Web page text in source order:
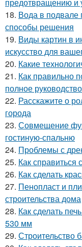
предотвращению и
18. Вода в подвале
способы решения
19. Виды картин в
искусство для
20. Какие
21. Как правильно
полное
22. Расскажите о
города
23. Совмещение
гостиную-спальню
24. Проблемы с
25. Как справиться
26. Как сделать
27. Пенопласт и
строительства дома
28. Как сделать
530 мм
29. Строительство